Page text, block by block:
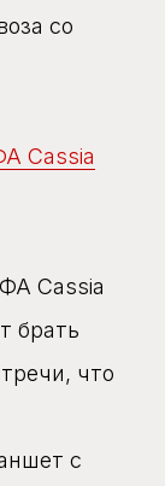
со
Cassia
Cassia
брать
что
с